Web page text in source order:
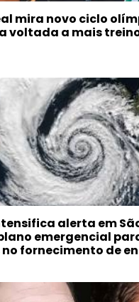
mira novo ciclo
voltada a mais
alerta em
emergencial
fornecimento de